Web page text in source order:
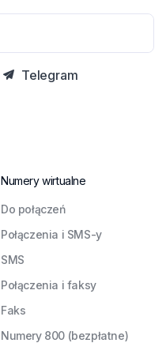
Telegram
Numery wirtualne
Do połączeń
Połączenia i SMS-y
SMS
Połączenia i faksy
Faks
Numery 800 (bezpłatne)